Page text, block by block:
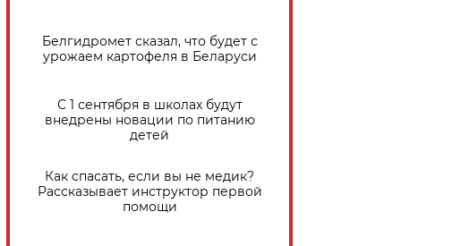
Белгидромет сказал, что будет с
урожаем картофеля в Беларуси
С 1 сентября в школах будут
внедрены новации по питанию
детей
Как спасать, если вы не медик?
Рассказывает инструктор первой
помощи